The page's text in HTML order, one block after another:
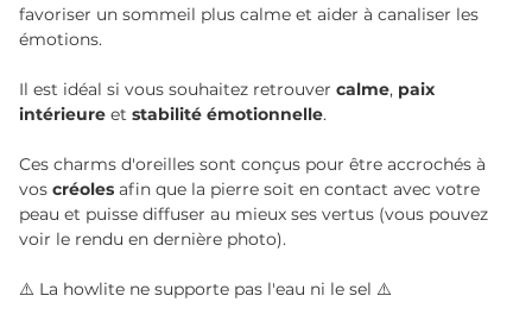
favoriser un sommeil plus calme et aider à canaliser les
émotions.
Il est idéal si vous souhaitez retrouver calme, paix
intérieure et stabilité émotionnelle.
Ces charms d'oreilles sont conçus pour être accrochés à
vos créoles afin que la pierre soit en contact avec votre
peau et puisse diffuser au mieux ses vertus (vous pouvez
voir le rendu en dernière photo).
⚠️ La howlite ne supporte pas l'eau ni le sel ⚠️